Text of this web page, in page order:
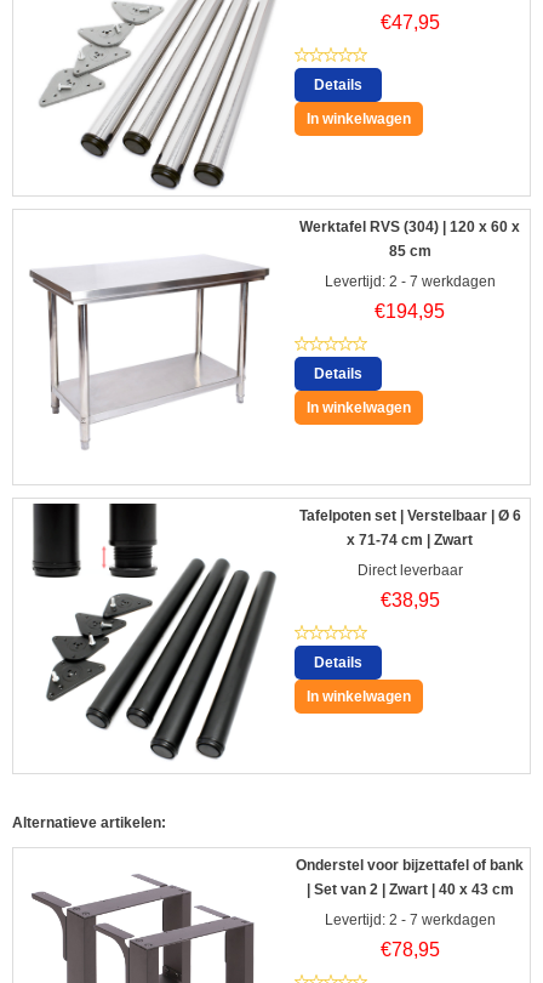
€47,95
Details
In winkelwagen
Werktafel RVS (304) | 120 x 60 x
85 cm
Levertijd: 2 - 7 werkdagen
€194,95
Details
In winkelwagen
Tafelpoten set | Verstelbaar | Ø 6
x 71-74 cm | Zwart
Direct leverbaar
€38,95
Details
In winkelwagen
Alternatieve artikelen:
Onderstel voor bijzettafel of bank
| Set van 2 | Zwart | 40 x 43 cm
Levertijd: 2 - 7 werkdagen
€78,95